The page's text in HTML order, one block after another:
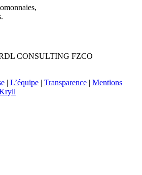
CONSULTING FZCO
| L’équipe | Transparence | Mentions